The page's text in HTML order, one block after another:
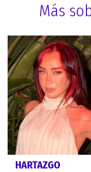
Más
HARTAZGO